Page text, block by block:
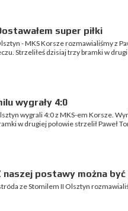
super piłki
- MKS Korsze rozmawialiśmy z
Strzeliłeś dzisiaj trzy bramki w
wygrały 4:0
wygrali 4:0 z MKS-em Korsze.
w drugiej połowie strzelił Paweł
naszej postawy można
ze Stomilem II Olsztyn